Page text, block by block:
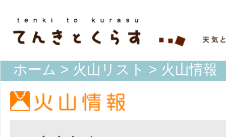
ホーム > 火山リスト > 火山情報